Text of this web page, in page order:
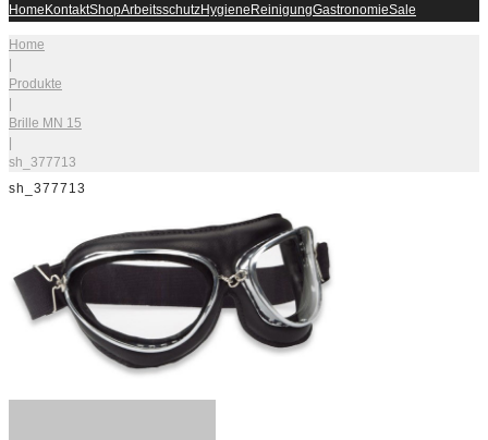
HomeKontaktShopArbeitsschutzHygieneReinigungGastronomieSale
Home
|
Produkte
|
Brille MN 15
|
sh_377713
sh_377713